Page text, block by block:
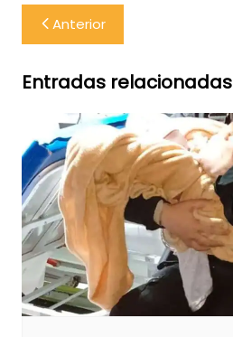
Navegación
de
entradas
Anterior
Entradas relacionadas